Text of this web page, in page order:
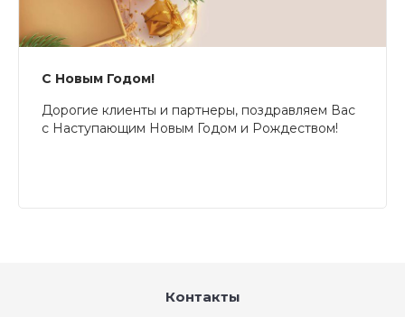
С Новым Годом!
Дорогие клиенты и партнеры, поздравляем Вас
с Наступающим Новым Годом и Рождеством!
Контакты